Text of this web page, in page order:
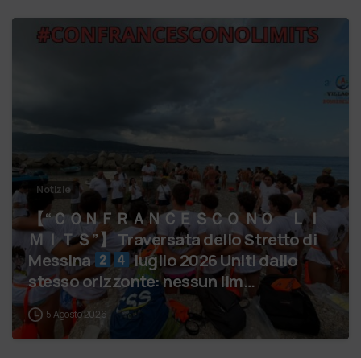
Notizie
【 “ＣＯＮＦＲＡＮＣＥＳＣＯ ＮＯ ＬＩ
ＭＩＴＳ”】 Traversata dello Stretto di
Messina
luglio 2026 Uniti dallo
stesso orizzonte: nessun lim…
5 Agosto 2026